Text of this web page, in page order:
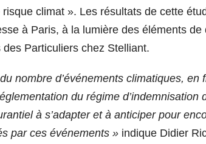
climat ». Les résultats de cette
à Paris, à la lumière des éléments de
Particuliers chez Stelliant.
nombre d’événements climatiques,
du régime
à s’adapter et à anticiper pour
par ces événements » indique Didier